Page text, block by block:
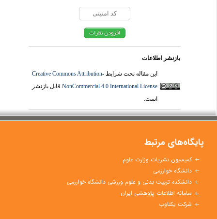
بازنشر اطلاعات
این مقاله تحت شرایطCreative Commons Attribution-
NonCommercial 4.0 International Licenseقابل بازنشر
است.
پایگاه‌های مرتبط
کمیسیون نشریات وزارت علوم
دانشگاه خوارزمی
دانشکده تربیت بدنی و علوم ورزشی دانشگاه خوارزمی
سامانه اطلاعات پژوهشی ایران
شرکت یکتاوب